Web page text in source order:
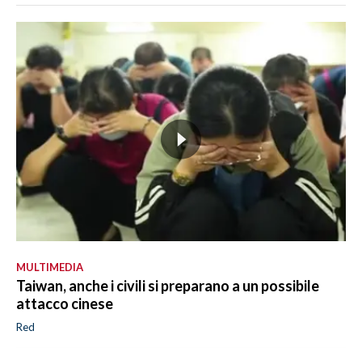
MULTIMEDIA
Taiwan, anche i civili si preparano a un possibile
attacco cinese
Red